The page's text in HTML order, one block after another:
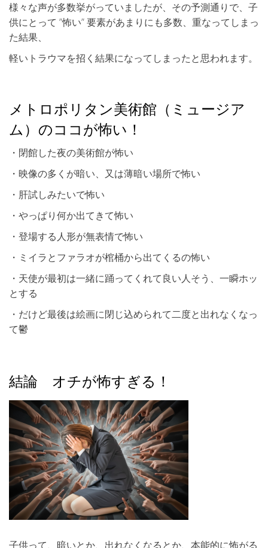
様々な声が多数挙がっていましたが、その予測通りで、子
供にとって ”怖い” 要素があまりにも多数、重なってしまっ
た結果、
軽いトラウマを招く結果になってしまったと思われます。
メトロポリタン美術館（ミュージア
ム）のココが怖い！
・閉館した夜の美術館が怖い
・映像の多くが暗い、又は薄暗い場所で怖い
・肝試しみたいで怖い
・やっぱり何か出てきて怖い
・登場する人形が無表情で怖い
・ミイラとファラオが棺桶から出てくるの怖い
・天使が最初は一緒に踊ってくれて良い人そう、一瞬ホッ
とする
・だけど最後は絵画に閉じ込められて二度と出れなくなっ
て鬱
結論 オチが怖すぎる！
子供って、暗いとか、出れなくなるとか、本能的に怖がる